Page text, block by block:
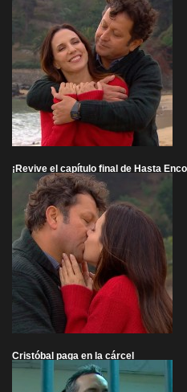
¡Revive el capítulo final de Hasta
Cristóbal paga en la cárcel